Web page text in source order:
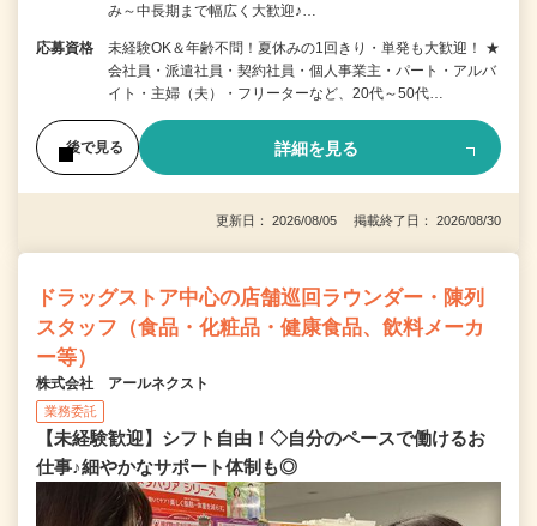
み～中長期まで幅広く大歓迎♪…
応募資格
未経験OK＆年齢不問！夏休みの1回きり・単発も大歓迎！ ★
会社員・派遣社員・契約社員・個人事業主・パート・アルバ
イト・主婦（夫）・フリーターなど、20代～50代…
後で見る 詳細を見る
更新日： 2026/08/05 掲載終了日： 2026/08/30
ドラッグストア中心の店舗巡回ラウンダー・陳列
スタッフ（食品・化粧品・健康食品、飲料メーカ
ー等）
株式会社 アールネクスト
業務委託
【未経験歓迎】シフト自由！◇自分のペースで働けるお
仕事♪細やかなサポート体制も◎